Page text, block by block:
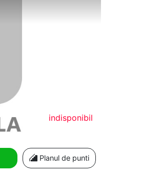
indisponibil
Planul de punti